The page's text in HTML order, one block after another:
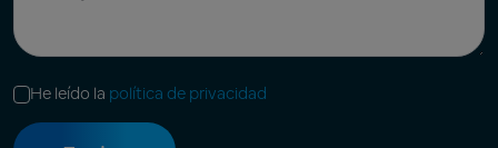
He leído la política de privacidad